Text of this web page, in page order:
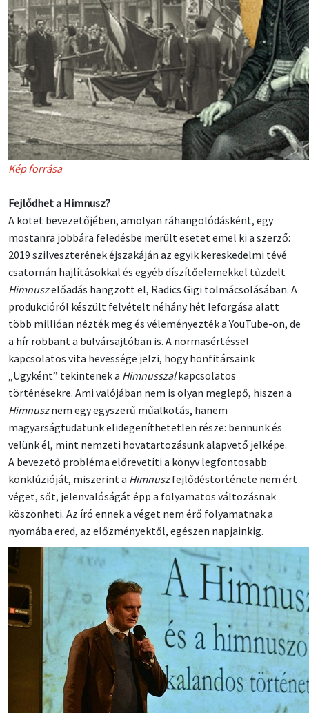
Kép forrása
Fejlődhet a Himnusz?
A kötet bevezetőjében, amolyan ráhangolódásként, egy
mostanra jobbára feledésbe merült esetet emel ki a szerző:
2019 szilveszterének éjszakáján az egyik kereskedelmi tévé
csatornán hajlításokkal és egyéb díszítőelemekkel tűzdelt
Himnuszelőadás hangzott el, Radics Gigi tolmácsolásában. A
produkcióról készült felvételt néhány hét leforgása alatt
több millióan nézték meg és véleményezték a YouTube-on, de
a hír robbant a bulvársajtóban is. A normasértéssel
kapcsolatos vita hevessége jelzi, hogy honfitársaink
„Ügyként” tekintenek a Himnusszalkapcsolatos
történésekre. Ami valójában nem is olyan meglepő, hiszen a
Himnusznem egy egyszerű műalkotás, hanem
magyarságtudatunk elidegeníthetetlen része: bennünk és
velünk él, mint nemzeti hovatartozásunk alapvető jelképe.
A bevezető probléma előrevetíti a könyv legfontosabb
konklúzióját, miszerint a Himnuszfejlődéstörténete nem ért
véget, sőt, jelenvalóságát épp a folyamatos változásnak
köszönheti. Az író ennek a véget nem érő folyamatnak a
nyomába ered, az előzményektől, egészen napjainkig.